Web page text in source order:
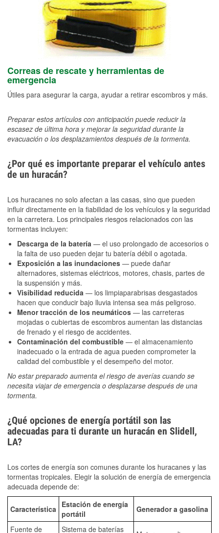
Correas de rescate y herramientas de
emergencia
Útiles para asegurar la carga, ayudar a retirar escombros y más.
Preparar estos artículos con anticipación puede reducir la
escasez de última hora y mejorar la seguridad durante la
evacuación o los desplazamientos después de la tormenta.
¿Por qué es importante preparar el vehículo antes
de un huracán?
Los huracanes no solo afectan a las casas, sino que pueden
influir directamente en la fiabilidad de los vehículos y la seguridad
en la carretera. Los principales riesgos relacionados con las
tormentas incluyen:
Descarga de la batería — el uso prolongado de accesorios o
la falta de uso pueden dejar tu batería débil o agotada.
Exposición a las inundaciones — puede dañar
alternadores, sistemas eléctricos, motores, chasis, partes de
la suspensión y más.
Visibilidad reducida — los limpiaparabrisas desgastados
hacen que conducir bajo lluvia intensa sea más peligroso.
Menor tracción de los neumáticos — las carreteras
mojadas o cubiertas de escombros aumentan las distancias
de frenado y el riesgo de accidentes.
Contaminación del combustible — el almacenamiento
inadecuado o la entrada de agua pueden comprometer la
calidad del combustible y el desempeño del motor.
No estar preparado aumenta el riesgo de averías cuando se
necesita viajar de emergencia o desplazarse después de una
tormenta.
¿Qué opciones de energía portátil son las
adecuadas para ti durante un huracán en Slidell,
LA?
Los cortes de energía son comunes durante los huracanes y las
tormentas tropicales. Elegir la solución de energía de emergencia
adecuada depende de:
Característica
Estación de energía
portátil
Generador a gasolina
Fuente de Sistema de baterías